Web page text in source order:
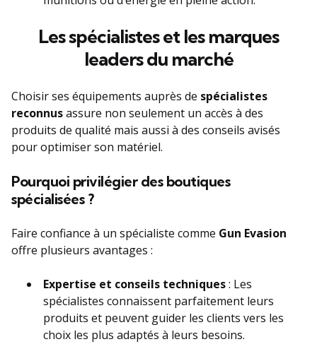
Les spécialistes et les marques
leaders du marché
Choisir ses équipements auprès de spécialistes
reconnusassure non seulement un accès à des
produits de qualité mais aussi à des conseils avisés
pour optimiser son matériel.
Pourquoi privilégier des boutiques
spécialisées ?
Faire confiance à un spécialiste comme Gun Evasion
offre plusieurs avantages :
Expertise et conseils techniques: Les
spécialistes connaissent parfaitement leurs
produits et peuvent guider les clients vers les
choix les plus adaptés à leurs besoins.